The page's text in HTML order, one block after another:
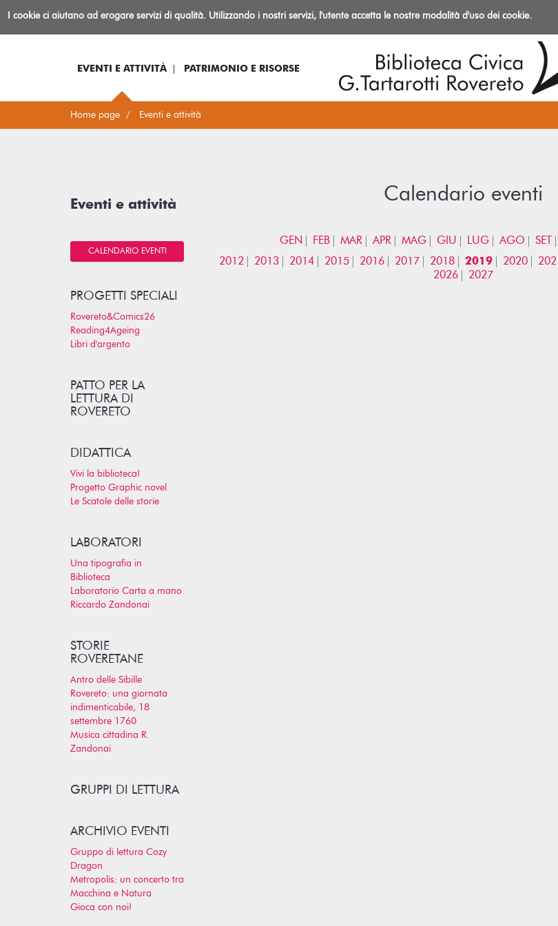
BibliotecaIo sono... Log-in Informazioni
EVENTI E ATTIVITÀ PATRIMONIO E RISORSE
Home page Eventi e attività
Calendario eventi
GEN FEB MAR APR MAG GIU LUG AGO SET
2012
2013 2014 2015 2016 2017 2018 2019 2020 2021
2026
2027
Eventi e attività
CALENDARIO EVENTI
PROGETTI SPECIALI
Rovereto&Comics26
Reading4Ageing
Libri d'argento
PATTO PER LA
LETTURA DI
ROVERETO
DIDATTICA
Vivi la biblioteca!
Progetto Graphic novel
Le Scatole delle storie
LABORATORI
Una tipografia in
Biblioteca
Laboratorio Carta a mano
Riccardo Zandonai
STORIE
ROVERETANE
Antro delle Sibille
Rovereto: una giornata
indimenticabile, 18
settembre 1760
Musica cittadina R.
Zandonai
GRUPPI DI LETTURA
ARCHIVIO EVENTI
Gruppo di lettura Cozy
Dragon
Metropolis: un concerto tra
Macchina e Natura
Gioca con noi!
I cookie ci aiutano ad erogare servizi di qualità. Utilizzando i nostri servizi, l'utente accetta le nostre modalità d'uso dei cookie.